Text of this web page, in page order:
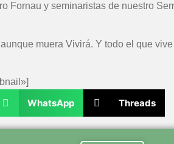
Fornau y seminaristas de nuestro
muera Vivirá. Y todo el que
WhatsApp Threads